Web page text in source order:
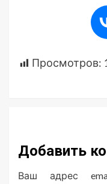
Просмотров:
Добавить
Ваш адрес